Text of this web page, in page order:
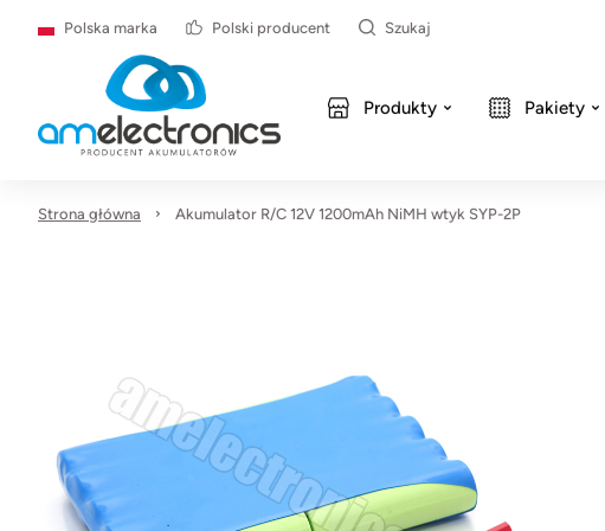
Polska marka Polski producent Szukaj
Produkty Pakiety
Strona główna Akumulator R/C 12V 1200mAh NiMH wtyk SYP-2P